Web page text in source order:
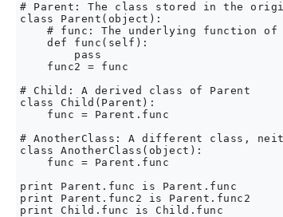
# Parent: The class stored in the
class Parent(object):
# func: The underlying function of
    def func(self):
        pass
    func2 = func
# Child: A derived class of Parent
class Child(Parent):
    func = Parent.func
# AnotherClass: A different class,
class AnotherClass(object):
    func = Parent.func
print Parent.func is Parent.func
print Parent.func2 is Parent.func2
print Child.func is Child.func